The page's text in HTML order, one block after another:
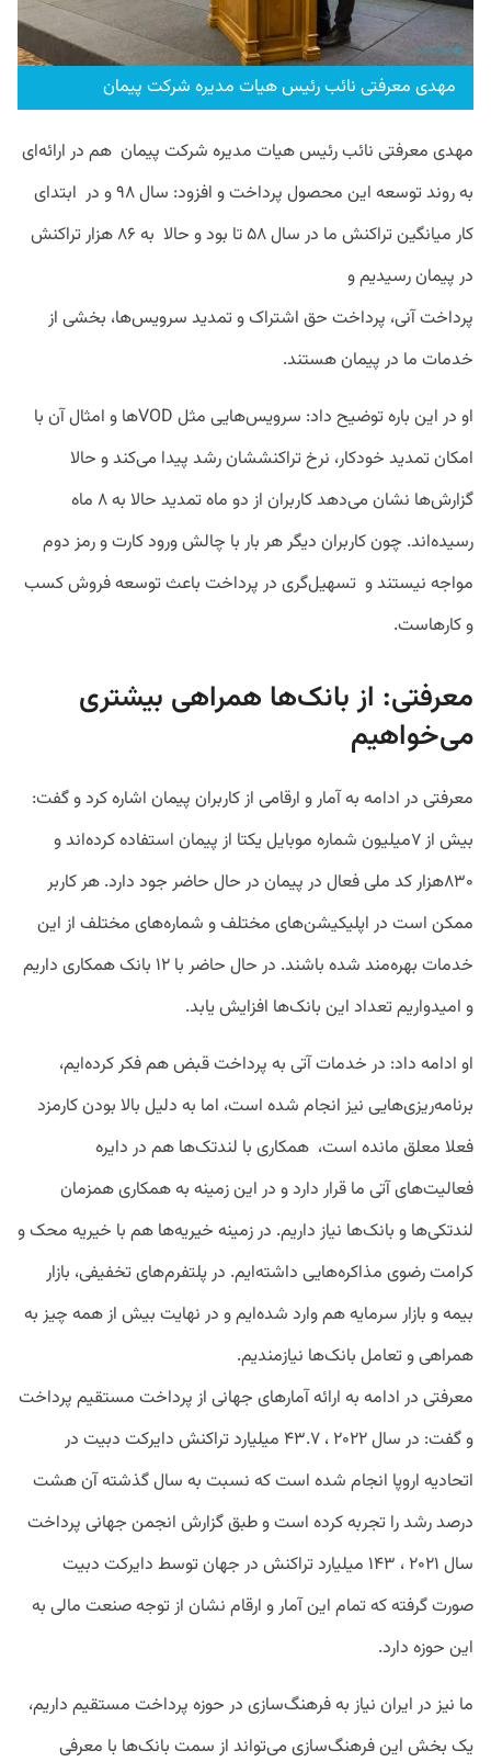
مهدی معرفتی نائب رئیس هیات مدیره شرکت پیمان
مهدی معرفتی نائب رئیس هیات مدیره شرکت پیمان هم در ارائه‌ای
به روند توسعه این محصول پرداخت و افزود: سال ۹۸ و در ابتدای
کار میانگین تراکنش ما در سال ۵۸ تا بود و حالا به ۸۶ هزار تراکنش
در پیمان رسیدیم و
پرداخت آنی، پرداخت حق اشتراک و تمدید سرویس‌‌ها، بخشی از
خدمات ما در پیمان هستند.
او در این باره توضیح داد: سرویس‌هایی مثل VODها و امثال آن با
امکان تمدید خودکار، نرخ تراکنششان رشد پیدا می‌کند و حالا
گزارش‌ها نشان می‌دهد کاربران از دو ماه تمدید حالا به ۸ ماه
رسیده‌اند. چون کاربران دیگر هر بار با چالش‌ ورود کارت و رمز دوم
مواجه نیستند و تسهیل‌گری در پرداخت باعث توسعه فروش کسب
و کارهاست.
معرفتی: از بانک‌ها همراهی بیشتری
می‌خواهیم
معرفتی در ادامه به آمار و ارقامی از کاربران پیمان اشاره کرد و گفت:
بیش از ۷میلیون شماره موبایل یکتا از پیمان استفاده کرده‌اند و
۸۳۰هزار کد ملی فعال در پیمان در حال حاضر جود دارد. هر کاربر
ممکن است در اپلیکیشن‌های مختلف و شماره‌های مختلف از این
خدمات بهره‌مند شده باشند. در حال حاضر با ۱۲ بانک همکاری داریم
و امیدواریم تعداد این بانک‌ها افزایش یابد.
او ادامه داد: در خدمات آتی به پرداخت قبض هم فکر کرده‌ایم،
برنامه‌ریزی‌هایی نیز انجام شده است، اما به دلیل بالا بودن کارمزد
فعلا معلق مانده است، همکاری با لندتک‌ها هم در دایره
فعالیت‌های آتی ما قرار دارد و در این زمینه به همکاری همزمان
لندتکی‌ها و بانک‌ها نیاز داریم. در زمینه خیریه‌ها هم با خیریه محک و
کرامت رضوی مذاکره‌هایی داشته‌ایم. در پلتفرم‌های تخفیفی، بازار
بیمه و بازار سرمایه هم وارد شده‌ایم و در نهایت بیش از همه چیز به
همراهی و تعامل بانک‌ها نیازمندیم.
معرفتی در ادامه به ارائه آمارهای جهانی از پرداخت مستقیم پرداخت
و گفت: در سال ۲۰۲۲ ، ۴۳.۷ میلیارد تراکنش دایرکت دبیت در
اتحادیه اروپا انجام شده است که نسبت به سال گذشته آن هشت
درصد رشد را تجربه کرده است و طبق گزارش انجمن جهانی پرداخت
سال ۲۰۲۱ ، ۱۴۳ میلیارد تراکنش در جهان توسط دایرکت دبیت
صورت گرفته که تمام این آمار و ارقام نشان از توجه صنعت مالی به
این حوزه دارد.
ما نیز در ایران نیاز به فرهنگ‌سازی در حوزه پرداخت مستقیم داریم،
یک بخش این فرهنگ‌سازی می‌تواند از سمت بانک‌ها با معرفی